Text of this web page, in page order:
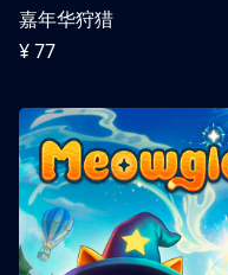
嘉年华狩猎
¥ 77